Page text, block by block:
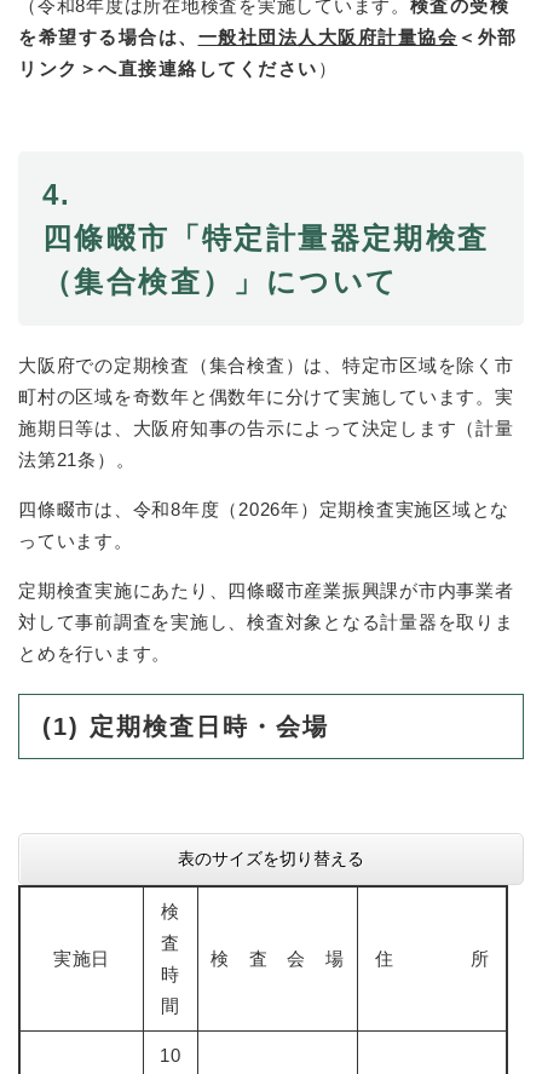
（令和8年度は所在地検査を実施しています。 検査の受検
を希望する場合は、 一般社団法人大阪府計量協会 ＜外部
リンク＞ へ直接連絡してください ）
4.
四條畷市「特定計量器定期検査
（集合検査）」について
大阪府での定期検査（集合検査）は、特定市区域を除く市
町村の区域を奇数年と偶数年に分けて実施しています。実
施期日等は、大阪府知事の告示によって決定します（計量
法第21条）。
四條畷市は、令和8年度（2026年）定期検査実施区域とな
っています。
定期検査実施にあたり、四條畷市産業振興課が市内事業者
対して事前調査を実施し、検査対象となる計量器を取りま
とめを行います。
(1) 定期検査日時・会場
表のサイズを切り替える
実施日
検
査
時
間
検 査 会 場 住 所
10